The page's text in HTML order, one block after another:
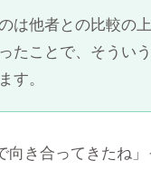
は他者との比較の
たことで、そうい
す。
向き合ってきたね」